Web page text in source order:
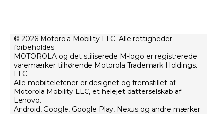
Reparationstilstand
Gendannelse og smart assistent
Salgsbetingelser
Brugsbetingelser
Webbeskyttelsespolitik
Innovation
Careers
Produktbeskyttelsespolitik
© 2026 Motorola Mobility LLC. Alle rettigheder
forbeholdes
MOTOROLA og det stiliserede M-logo er registrerede
varemærker tilhørende Motorola Trademark Holdings,
LLC.
Alle mobiltelefoner er designet og fremstillet af
Motorola Mobility LLC, et helejet datterselskab af
Lenovo.
Android, Google, Google Play, Nexus og andre mærker